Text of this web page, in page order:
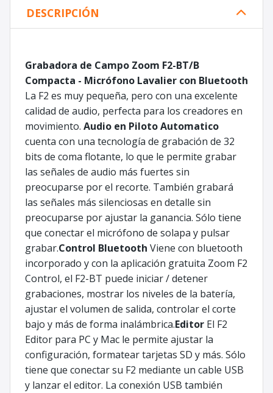
DESCRIPCIÓN
Grabadora de Campo Zoom F2-BT/B
Compacta - Micrófono Lavalier con Bluetooth
La F2 es muy pequeña, pero con una excelente
calidad de audio, perfecta para los creadores en
movimiento. Audio en Piloto Automatico
cuenta con una tecnología de grabación de 32
bits de coma flotante, lo que le permite grabar
las señales de audio más fuertes sin
preocuparse por el recorte. También grabará
las señales más silenciosas en detalle sin
preocuparse por ajustar la ganancia. Sólo tiene
que conectar el micrófono de solapa y pulsar
grabar.Control Bluetooth Viene con bluetooth
incorporado y con la aplicación gratuita Zoom F2
Control, el F2-BT puede iniciar / detener
grabaciones, mostrar los niveles de la batería,
ajustar el volumen de salida, controlar el corte
bajo y más de forma inalámbrica.Editor El F2
Editor para PC y Mac le permite ajustar la
configuración, formatear tarjetas SD y más. Sólo
tiene que conectar su F2 mediante un cable USB
y lanzar el editor. La conexión USB también